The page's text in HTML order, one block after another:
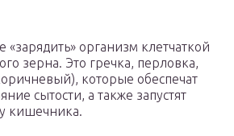
«зарядить» организм клетчаткой
зерна. Это гречка, перловка,
которые обеспечат
сытости, а также запустят
кишечника.